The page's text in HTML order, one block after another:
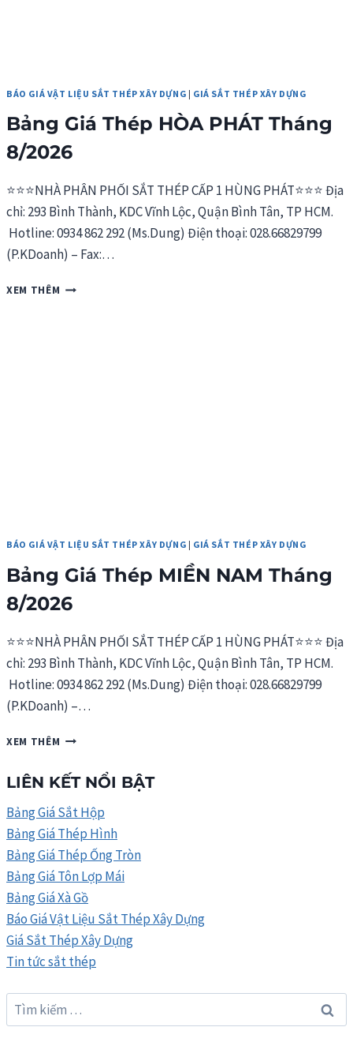
BÁO GIÁ VẬT LIỆU SẮT THÉP XÂY DỰNG | GIÁ SẮT THÉP XÂY DỰNG
Bảng Giá Thép HÒA PHÁT Tháng
8/2026
⭐⭐⭐NHÀ PHÂN PHỐI SẮT THÉP CẤP 1 HÙNG PHÁT⭐⭐⭐ Địa
chỉ: 293 Bình Thành, KDC Vĩnh Lộc, Quận Bình Tân, TP HCM.
Hotline: 0934 862 292 (Ms.Dung) Điện thoại: 028.66829799
(P.KDoanh) – Fax:…
XEM THÊM BẢNG
BÁO GIÁ VẬT LIỆU SẮT THÉP XÂY DỰNG | GIÁ SẮT THÉP XÂY DỰNG
Bảng Giá Thép MIỀN NAM Tháng
8/2026
⭐⭐⭐NHÀ PHÂN PHỐI SẮT THÉP CẤP 1 HÙNG PHÁT⭐⭐⭐ Địa
chỉ: 293 Bình Thành, KDC Vĩnh Lộc, Quận Bình Tân, TP HCM.
Hotline: 0934 862 292 (Ms.Dung) Điện thoại: 028.66829799
(P.KDoanh) –…
XEM THÊM BẢNG
THÉP
MIỀN
NAM
THÁNG
8/2026
LIÊN KẾT NỔI BẬT
Bảng Giá Sắt Hộp
Bảng Giá Thép Hình
Bảng Giá Thép Ống Tròn
Bảng Giá Tôn Lợp Mái
Bảng Giá Xà Gồ
Báo Giá Vật Liệu Sắt Thép Xây Dựng
Giá Sắt Thép Xây Dựng
Tin tức sắt thép
Tìm
kiếm